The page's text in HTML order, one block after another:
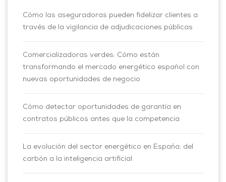
Cómo las aseguradoras pueden fidelizar clientes a
través de la vigilancia de adjudicaciones públicas
Comercializadoras verdes: Cómo están
transformando el mercado energético español con
nuevas oportunidades de negocio
Cómo detectar oportunidades de garantía en
contratos públicos antes que la competencia
La evolución del sector energético en España: del
carbón a la inteligencia artificial